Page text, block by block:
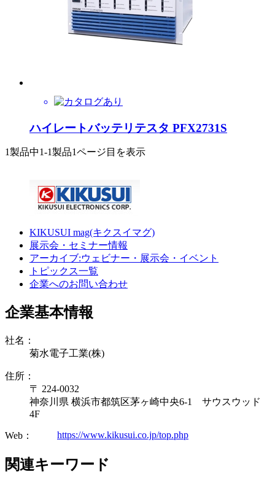
ハイレートバッテリテスタ PFX2731S
1製品中1-1製品1ページ目を表示
KIKUSUI mag(キクスイマグ)
展示会・セミナー情報
アーカイブ:ウェビナー・展示会・イベント
トピックス一覧
企業へのお問い合わせ
企業基本情報
社名：
菊水電子工業(株)
住所：
〒 224-0032
神奈川県 横浜市都筑区茅ヶ崎中央6-1 サウスウッド
4F
Web： https://www.kikusui.co.jp/top.php
関連キーワード